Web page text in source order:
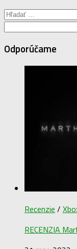
Hľadať:
Odporúčame
Recenzie /
RECENZIA